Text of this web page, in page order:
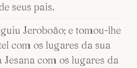
seus pais.
Jeroboão; e tomou-lhe
com os lugares da sua
Jesana com os lugares da